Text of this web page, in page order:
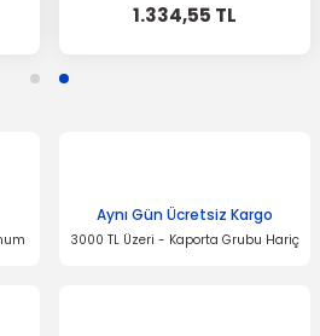
1.334,55 TL
Aynı Gün Ücretsiz Kargo
3000 TL Üzeri - Kaporta Grubu Hariç